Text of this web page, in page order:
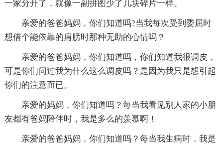
一家分开了，就像一副拼图少了几块碎片一样。
亲爱的爸爸妈妈，你们知道吗?当我每次受到委屈时
想借个能依靠的肩膀时那种无助的心情吗？
亲爱的爸爸妈妈，你们知道吗，你们知道我很调皮，
可是你们问过我为什么这么调皮吗？是因为我只是想引起
你们的注意而已。
亲爱的妈妈，你们知道吗？每当我看见别人家的小朋
友都有爸妈陪伴时，我是多么的羡慕啊！
亲爱的爸爸妈妈，你们知道吗？每当我生病时，我是